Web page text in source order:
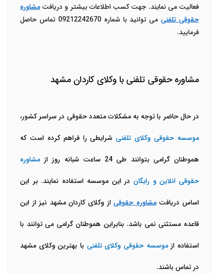
فعالیت می نمایند. جهت کسب اطلاعات بیشتر و دریافت مشاوره
حقوقی تلفنی
می توانید با شماره 09212242670 تماس حاصل
فرمایید.
مشاوره حقوقی تلفنی با وکلای کاردان مشهد
در حال حاضر با توجه به مشکلات متعدد حقوقی در سراسر کشور،
موسسه حقوقی وکلای تلفنیشرایطی را فراهم کرده است که
هموطنان گرامی بتوانند طی 24 ساعت شبانه روز از مشاوره
حقوقی انلاین و رایگان در این موسسه استفاده نمایند. بر این
اساس دریافتمشاوره حقوقیاز وکلای کاردان مشهد نیز از این
قاعده مستثنی نمی باشد. بنابراین هموطنان گرامی می توانند با
استفاده ازموسسه حقوقی وکلای تلفنی با بهترین وکلای مشهد
در تماس باشند.